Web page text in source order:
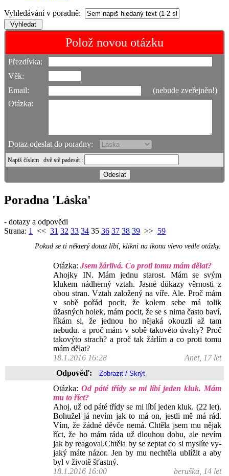
Vyhledávání v poradně:
Polož novou otázku
Přezdívka:
Věk:
Email:
(nebude zveřejněn!)
Otázka:
Dotaz odeslat do poradny:
Napiš číslem dvě stě padesát :
Poradna 'Láska'
- dotazy a odpovědi
Strana: 1 << 31 32 33 34 35 36 37 38 39 >> 59
Pokud se ti některý dotaz líbí, klikni na ikonu vlevo vedle otázky.
Otázka: Jsem žárlivá. Co proti tomu mám dělat?
Ahojky IN. Mám jednu starost. Mám se svým
klukem nádherný vztah. Jasné důkazy věrnosti z
obou stran. Vztah založený na víře. Ale. Proč mám
v sobě pořád pocit, že kolem sebe má tolik
úžasných holek, mám pocit, že se s nima často baví,
říkám si, že jednou ho nějaká okouzlí až tam
nebudu. a proč mám v sobě takovéto úvahy? Proč
takovýto strach? a proč tak žárlím a co proti tomu
mám dělat?
18.1.2016 16:28
Anet, 17 let
Odpověď:
Otázka: Od páté třídy se mi líbí jeden kluk. Mám
mu to říct?
Ahoj, už od páté třídy se mi líbí jeden kluk. (22 let).
Bohužel já nevím jak to má on, jestli mě má rád.
Vím, že žádné děvče nemá. Chtěla jsem mu nějak
říct, že ho mám ráda už dlouhou dobu, ale nevím
jak by reagoval.Chtěla by se zeptat co si myslíte vy-
jaký máte názor. Jen by mu nechtěla ublížit a aby
byl v životě šťastný.
18.1.2016 16:00
beruška, 14 let